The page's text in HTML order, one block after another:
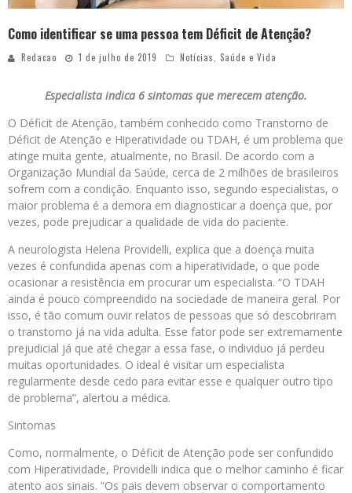
Como identificar se uma pessoa tem Déficit de Atenção?
Redacao 1 de julho de 2019 Notícias Saúde e Vida
Especialista indica 6 sintomas que merecem atenção.
O Déficit de Atenção, também conhecido como Transtorno de
Déficit de Atenção e Hiperatividade ou TDAH, é um problema que
atinge muita gente, atualmente, no Brasil. De acordo com a
Organização Mundial da Saúde, cerca de 2 milhões de brasileiros
sofrem com a condição. Enquanto isso, segundo especialistas, o
maior problema é a demora em diagnosticar a doença que, por
vezes, pode prejudicar a qualidade de vida do paciente.
A neurologista Helena Providelli, explica que a doença muita
vezes é confundida apenas com a hiperatividade, o que pode
ocasionar a resistência em procurar um especialista. “O TDAH
ainda é pouco compreendido na sociedade de maneira geral. Por
isso, é tão comum ouvir relatos de pessoas que só descobriram
o transtorno já na vida adulta. Esse fator pode ser extremamente
prejudicial já que até chegar a essa fase, o individuo já perdeu
muitas oportunidades. O ideal é visitar um especialista
regularmente desde cedo para evitar esse e qualquer outro tipo
de problema”, alertou a médica.
Sintomas
Como, normalmente, o Déficit de Atenção pode ser confundido
com Hiperatividade, Providelli indica que o melhor caminho é ficar
atento aos sinais. “Os pais devem observar o comportamento